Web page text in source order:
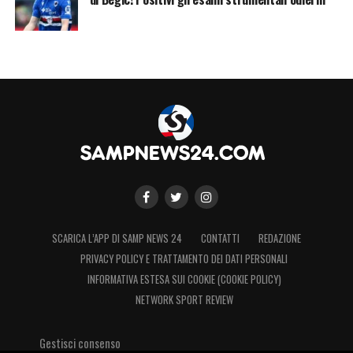
soddisfazioni nel lungo periodo.
SCARICA L’APP DI SAMP NEWS 24 CONTATTI
REDAZIONE
PRIVACY POLICY E TRATTAMENTO DEI DATI PERSONALI
INFORMATIVA ESTESA SUI COOKIE (COOKIE POLICY)
NETWORK SPORT REVIEW
Gestisci consenso